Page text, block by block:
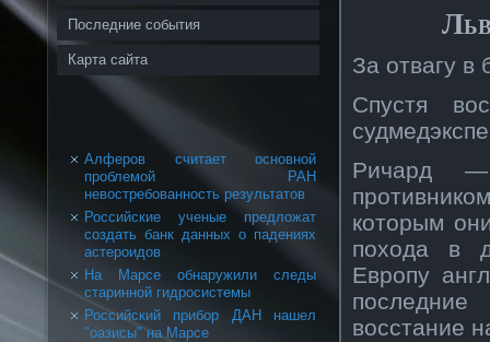
Последние события
Карта сайта
Алферов считает основной
проблемой РАН
невостребованность результатов
Российские ученые предложат
создать банк данных о падениях
астероидов
На Марсе обнаружили следы
старинной гидросистемы
Российский прибор ДАН нашел
"оазисы" на Марсе
За отвагу в
Спустя
Ричард —
которым
похода в
Европу
восстание